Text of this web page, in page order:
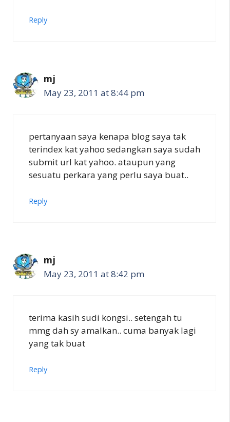
Reply
mj
May 23, 2011 at 8:44 pm
pertanyaan saya kenapa blog saya tak
terindex kat yahoo sedangkan saya sudah
submit url kat yahoo. ataupun yang
sesuatu perkara yang perlu saya buat..
Reply
mj
May 23, 2011 at 8:42 pm
terima kasih sudi kongsi.. setengah tu
mmg dah sy amalkan.. cuma banyak lagi
yang tak buat
Reply